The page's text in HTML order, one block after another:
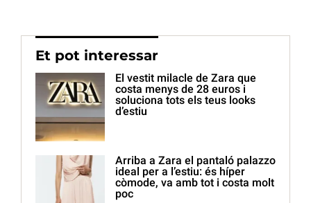
Et pot interessar
El vestit milacle de Zara que
costa menys de 28 euros i
soluciona tots els teus looks
d’estiu
Arriba a Zara el pantaló palazzo
ideal per a l’estiu: és híper
còmode, va amb tot i costa molt
poc